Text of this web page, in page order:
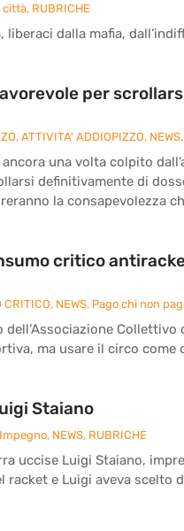
città, RUBRICHE
dalla mafia,
per
, ATTIVITA' ADDIOPIZZO, NEWS,
una volta colpito
definitivamente di
la consapevolezza
critico
CRITICO, NEWS, Pago chi non
Collettivo
ma usare il circo come
Staiano
, NEWS, RUBRICHE
uccise Luigi Staiano,
e Luigi aveva scelto